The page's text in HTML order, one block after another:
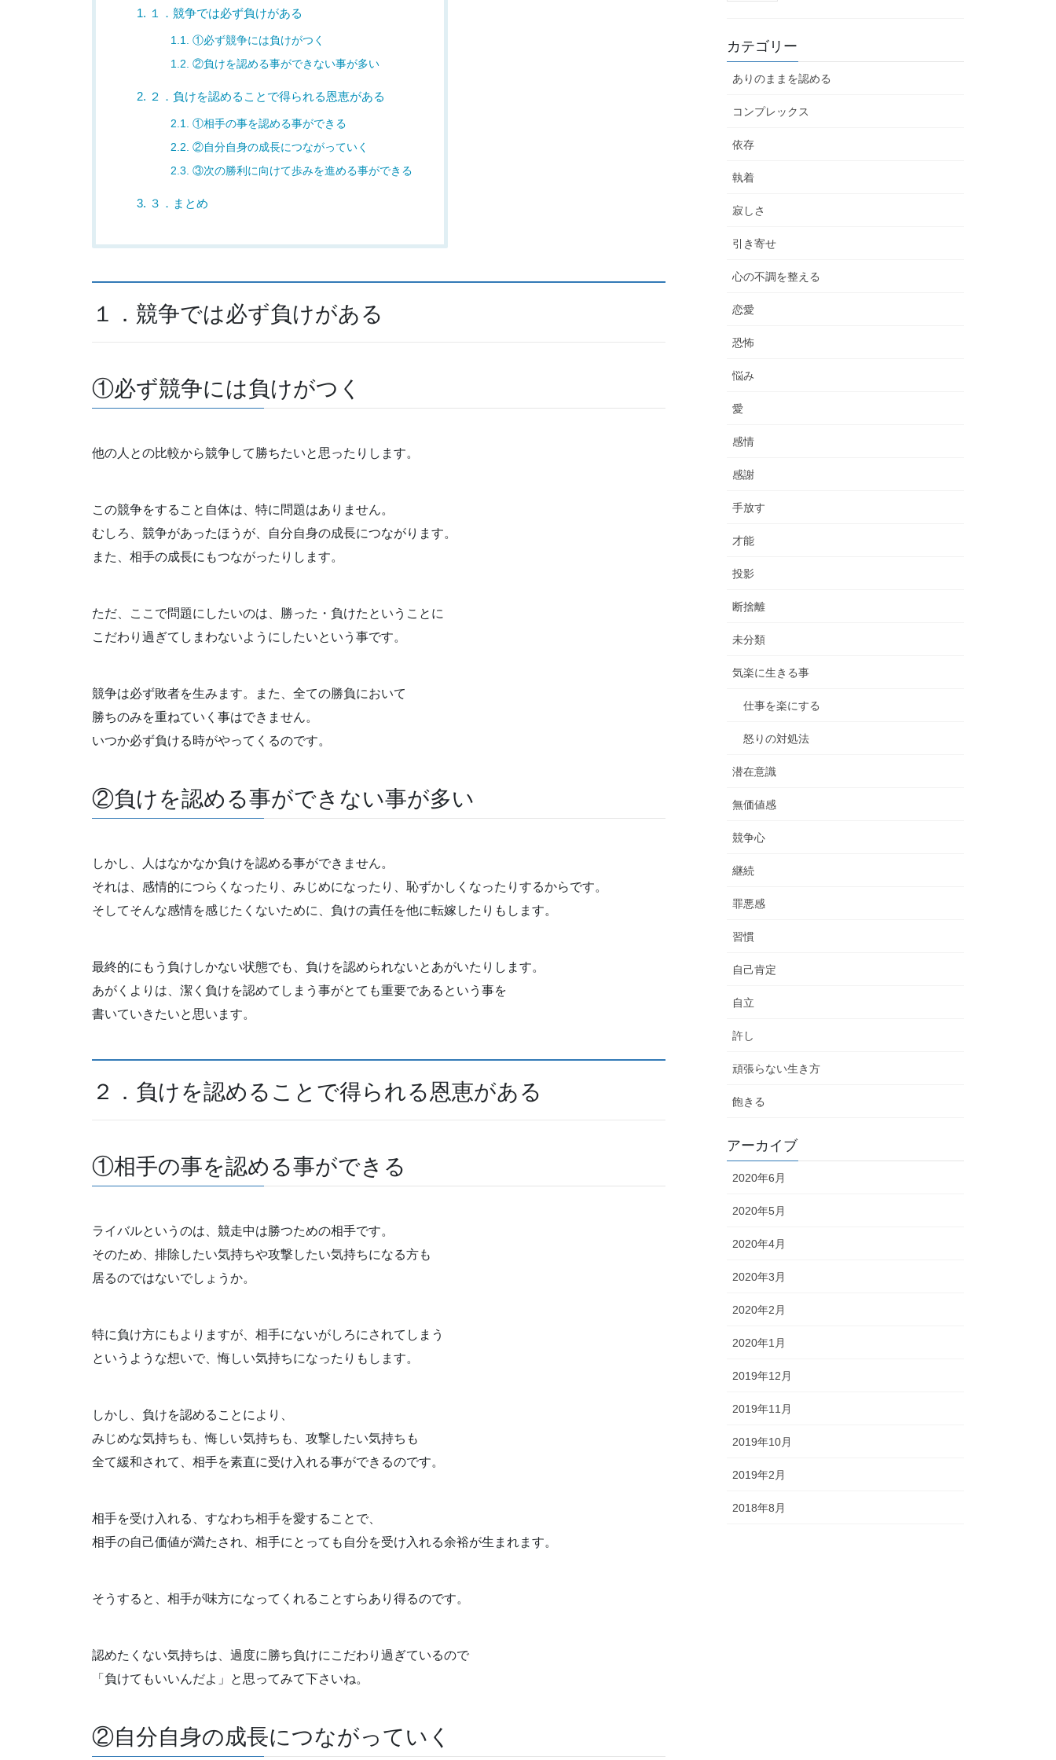
1. １．競争では必ず負けがある
1.1. ①必ず競争には負けがつく
1.2. ②負けを認める事ができない事が多い
2. ２．負けを認めることで得られる恩恵がある
2.1. ①相手の事を認める事ができる
2.2. ②自分自身の成長につながっていく
2.3. ③次の勝利に向けて歩みを進める事ができる
3. ３．まとめ
１．競争では必ず負けがある
①必ず競争には負けがつく
他の人との比較から競争して勝ちたいと思ったりします。
この競争をすること自体は、特に問題はありません。
むしろ、競争があったほうが、自分自身の成長につながります。
また、相手の成長にもつながったりします。
ただ、ここで問題にしたいのは、勝った・負けたということに
こだわり過ぎてしまわないようにしたいという事です。
競争は必ず敗者を生みます。また、全ての勝負において
勝ちのみを重ねていく事はできません。
いつか必ず負ける時がやってくるのです。
②負けを認める事ができない事が多い
しかし、人はなかなか負けを認める事ができません。
それは、感情的につらくなったり、みじめになったり、恥ずかしくなったりするからです。
そしてそんな感情を感じたくないために、負けの責任を他に転嫁したりもします。
最終的にもう負けしかない状態でも、負けを認められないとあがいたりします。
あがくよりは、潔く負けを認めてしまう事がとても重要であるという事を
書いていきたいと思います。
２．負けを認めることで得られる恩恵がある
①相手の事を認める事ができる
ライバルというのは、競走中は勝つための相手です。
そのため、排除したい気持ちや攻撃したい気持ちになる方も
居るのではないでしょうか。
特に負け方にもよりますが、相手にないがしろにされてしまう
というような想いで、悔しい気持ちになったりもします。
しかし、負けを認めることにより、
みじめな気持ちも、悔しい気持ちも、攻撃したい気持ちも
全て緩和されて、相手を素直に受け入れる事ができるのです。
相手を受け入れる、すなわち相手を愛することで、
相手の自己価値が満たされ、相手にとっても自分を受け入れる余裕が生まれます。
そうすると、相手が味方になってくれることすらあり得るのです。
認めたくない気持ちは、過度に勝ち負けにこだわり過ぎているので
「負けてもいいんだよ」と思ってみて下さいね。
②自分自身の成長につながっていく
カテゴリー
ありのままを認める
コンプレックス
依存
執着
寂しさ
引き寄せ
心の不調を整える
恋愛
恐怖
悩み
愛
感情
感謝
手放す
才能
投影
断捨離
未分類
気楽に生きる事
仕事を楽にする
怒りの対処法
潜在意識
無価値感
競争心
継続
罪悪感
習慣
自己肯定
自立
許し
頑張らない生き方
飽きる
アーカイブ
2020年6月
2020年5月
2020年4月
2020年3月
2020年2月
2020年1月
2019年12月
2019年11月
2019年10月
2019年2月
2018年8月